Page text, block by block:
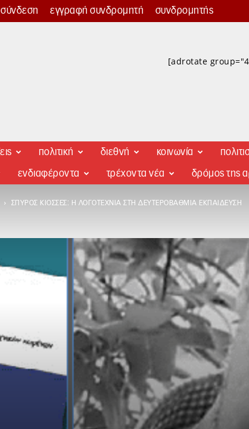
σύνδεση εγγραφή συνδρομητή συνδρομητής
[adrotate
πολιτική διεθνή κοινωνία
ενδιαφέροντα τρέχοντα νέα δρόμος της
ΣΠΎΡΟΣ ΚΙΟΣΣΈΣ: Η ΛΟΓΟΤΕΧΝΊΑ ΣΤΗ ΔΕΥΤΕΡΟΒΆΘΜΙΑ ΕΚΠΑΊΔΕΥΣΗ